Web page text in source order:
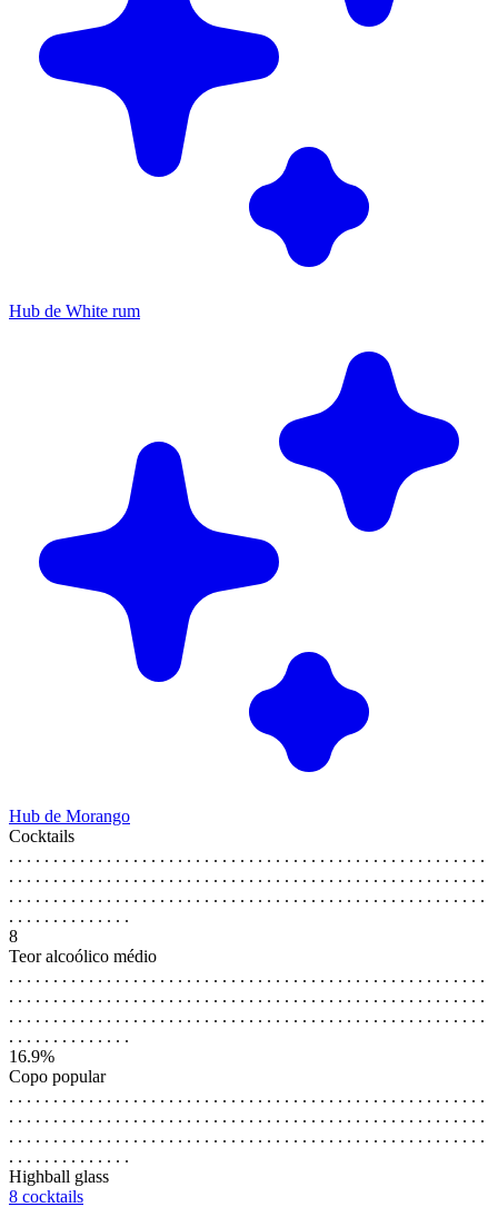
Hub de White rum
Hub de Morango
Cocktails
. . . . . . . . . . . . . . . . . . . . . . . . . . . . . . . . . . . . . . . . . . . . . . . . . . . . . .
. . . . . . . . . . . . . . . . . . . . . . . . . . . . . . . . . . . . . . . . . . . . . . . . . . . . . .
. . . . . . . . . . . . . . . . . . . . . . . . . . . . . . . . . . . . . . . . . . . . . . . . . . . . . .
. . . . . . . . . . . . . .
8
Teor alcoólico médio
. . . . . . . . . . . . . . . . . . . . . . . . . . . . . . . . . . . . . . . . . . . . . . . . . . . . . .
. . . . . . . . . . . . . . . . . . . . . . . . . . . . . . . . . . . . . . . . . . . . . . . . . . . . . .
. . . . . . . . . . . . . . . . . . . . . . . . . . . . . . . . . . . . . . . . . . . . . . . . . . . . . .
. . . . . . . . . . . . . .
16.9%
Copo popular
. . . . . . . . . . . . . . . . . . . . . . . . . . . . . . . . . . . . . . . . . . . . . . . . . . . . . .
. . . . . . . . . . . . . . . . . . . . . . . . . . . . . . . . . . . . . . . . . . . . . . . . . . . . . .
. . . . . . . . . . . . . . . . . . . . . . . . . . . . . . . . . . . . . . . . . . . . . . . . . . . . . .
. . . . . . . . . . . . . .
Highball glass
8 cocktails